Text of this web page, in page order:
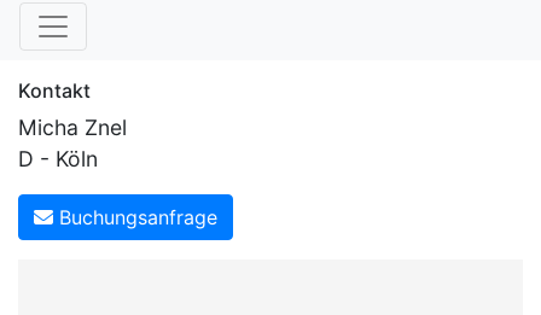
Kontakt
Micha Znel
D - Köln
Buchungsanfrage